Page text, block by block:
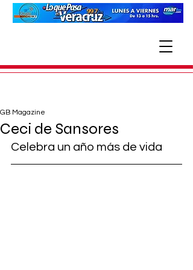
Ceci de Sansores
GB Magazine
Celebra un año más de vida